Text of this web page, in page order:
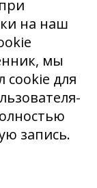
на наш
мы
cookie для
запись.